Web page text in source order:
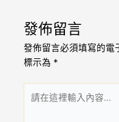
發佈留言
發佈留言必須填寫的電
標示為 *
在